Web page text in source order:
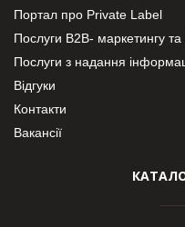
Портал про Private Label
Послуги В2В- маркетингу та
Послуги з надання
Відгуки
Контакти
Вакансії